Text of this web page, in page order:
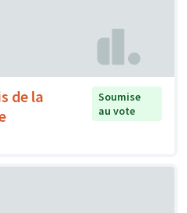
de la
Soumise
au vote